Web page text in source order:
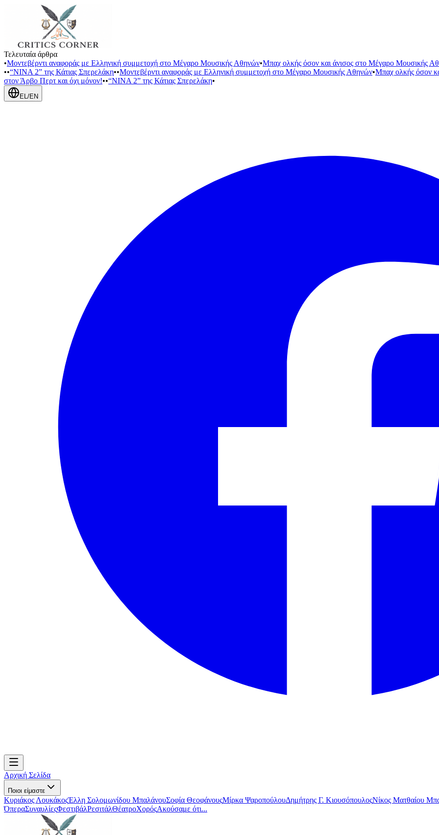
Τελευταία άρθρα
•Μοντεβέρντι αναφοράς με Ελληνική συμμετοχή στο Μέγαρο Μουσικής Αθηνών•Μπαχ ολκής όσον και άνισος στο Μέγαρο Μουσικής
••“NINA 2” της Κάτιας Σπερελάκη••Μοντεβέρντι αναφοράς με Ελληνική συμμετοχή στο Μέγαρο Μουσικής Αθηνών•Μπαχ ολκής όσον
στον Άρβο Περτ και όχι μόνον!••“NINA 2” της Κάτιας Σπερελάκη•
EL/EN
Αρχική Σελίδα
Ποιοι είμαστε
Κυριάκος ΛουκάκοςΈλλη Σολομωνίδου ΜπαλάνουΣοφία ΘεοφάνουςΜίρκα ΨαροπούλουΔημήτρης Γ. ΚιουσόπουλοςΝίκος Ματθαίου
ΌπεραΣυναυλίεςΦεστιβάλΡεσιτάλΘέατροΧορόςΑκούσαμε ότι...